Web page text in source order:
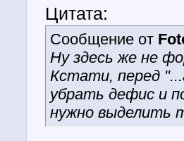
Цитата:
Сообщение от
Ну здесь же не
Кстати, перед
убрать дефис и
нужно выделить